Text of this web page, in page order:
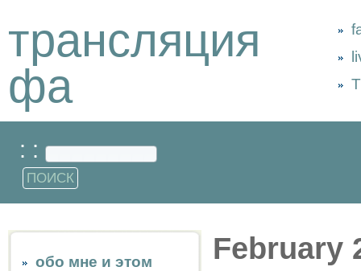
трансляция
фа
: :
обо мне и этом
February